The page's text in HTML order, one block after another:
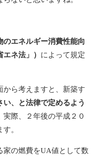
のエネルギー消費性能向
ネ法」） によって規定
から考えますと、新築す
、と法律で定めるよう
実際、２年後の平成２０
。
家の燃費をUA値として数